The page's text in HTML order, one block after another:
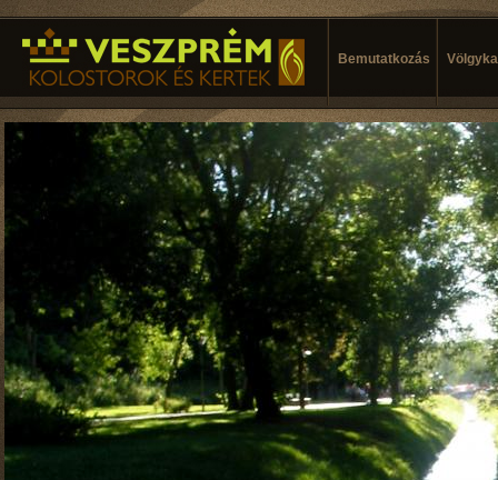
Bemutatkozás